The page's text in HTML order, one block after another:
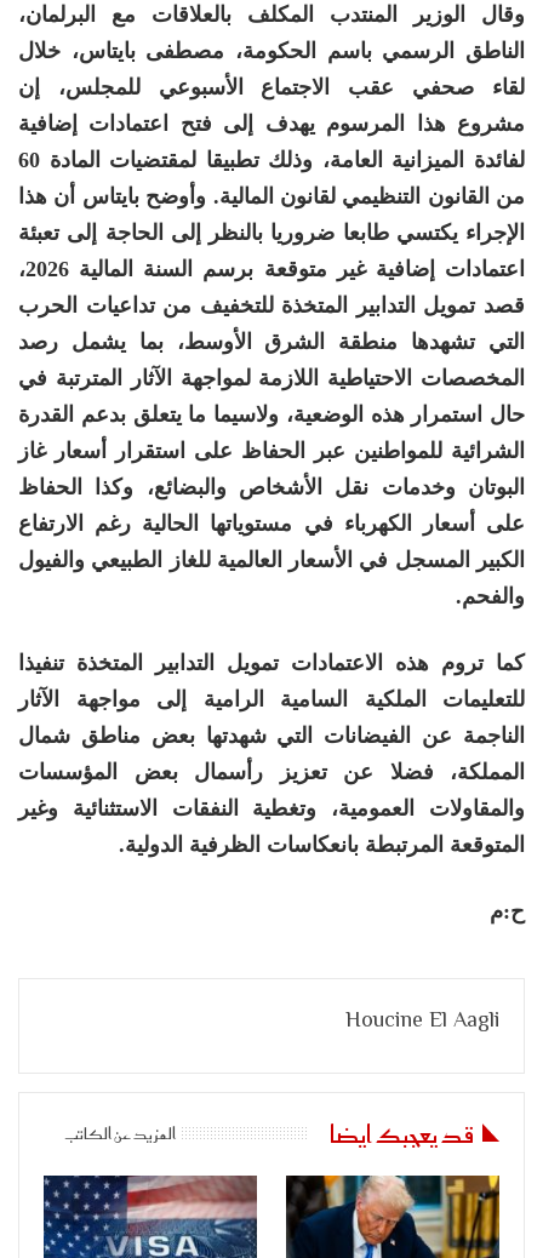
وقال الوزير المنتدب المكلف بالعلاقات مع البرلمان،
الناطق الرسمي باسم الحكومة، مصطفى بايتاس، خلال
لقاء صحفي عقب الاجتماع الأسبوعي للمجلس، إن
مشروع هذا المرسوم يهدف إلى فتح اعتمادات إضافية
لفائدة الميزانية العامة، وذلك تطبيقا لمقتضيات المادة 60
من القانون التنظيمي لقانون المالية. وأوضح بايتاس أن هذا
الإجراء يكتسي طابعا ضروريا بالنظر إلى الحاجة إلى تعبئة
اعتمادات إضافية غير متوقعة برسم السنة المالية 2026،
قصد تمويل التدابير المتخذة للتخفيف من تداعيات الحرب
التي تشهدها منطقة الشرق الأوسط، بما يشمل رصد
المخصصات الاحتياطية اللازمة لمواجهة الآثار المترتبة في
حال استمرار هذه الوضعية، ولاسيما ما يتعلق بدعم القدرة
الشرائية للمواطنين عبر الحفاظ على استقرار أسعار غاز
البوتان وخدمات نقل الأشخاص والبضائع، وكذا الحفاظ
على أسعار الكهرباء في مستوياتها الحالية رغم الارتفاع
الكبير المسجل في الأسعار العالمية للغاز الطبيعي والفيول
والفحم.
كما تروم هذه الاعتمادات تمويل التدابير المتخذة تنفيذا
للتعليمات الملكية السامية الرامية إلى مواجهة الآثار
الناجمة عن الفيضانات التي شهدتها بعض مناطق شمال
المملكة، فضلا عن تعزيز رأسمال بعض المؤسسات
والمقاولات العمومية، وتغطية النفقات الاستثنائية وغير
المتوقعة المرتبطة بانعكاسات الظرفية الدولية.
ح:م
Houcine El Aagli
قد يعجبك ايضا المزيد عن الكاتب